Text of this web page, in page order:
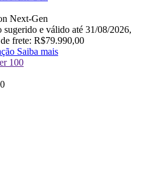
Next-Gen
sugerido e válido até 31/08/2026,
frete: R$79.990,00
Saiba mais
100